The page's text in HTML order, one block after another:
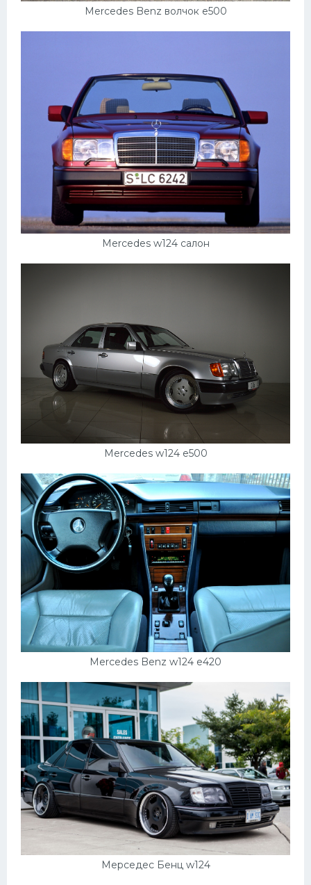
Mercedes Benz волчок е500
Mercedes w124 салон
Mercedes w124 e500
Mercedes Benz w124 e420
Мерседес Бенц w124